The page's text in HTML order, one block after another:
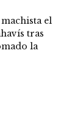
el
tras
la